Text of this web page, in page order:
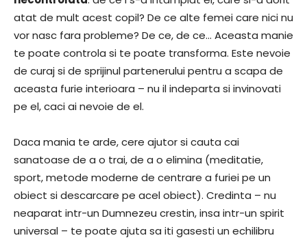
atat de mult acest copil? De ce alte femei care nici nu
vor nasc fara probleme? De ce, de ce… Aceasta manie
te poate controla si te poate transforma. Este nevoie
de curaj si de sprijinul partenerului pentru a scapa de
aceasta furie interioara – nu il indeparta si invinovati
pe el, caci ai nevoie de el.
Daca mania te arde, cere ajutor si cauta cai
sanatoase de a o trai, de a o elimina (meditatie,
sport, metode moderne de centrare a furiei pe un
obiect si descarcare pe acel obiect). Credinta – nu
neaparat intr-un Dumnezeu crestin, insa intr-un spirit
universal – te poate ajuta sa iti gasesti un echilibru